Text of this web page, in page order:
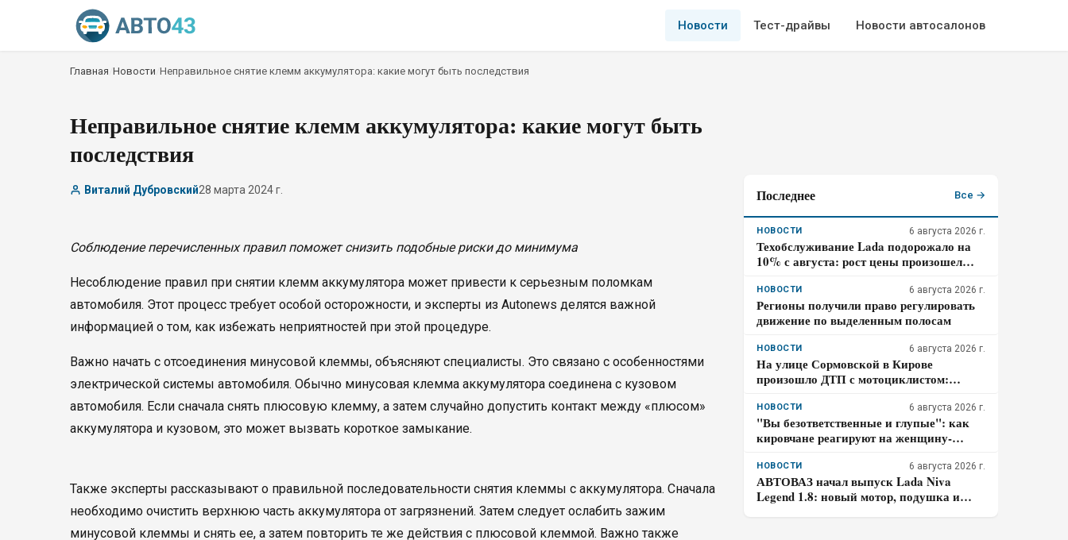
Новости Тест-драйвы Новости автосалонов
Главная Новости Неправильное снятие клемм аккумулятора: какие могут быть последствия
Неправильное снятие клемм аккумулятора: какие могут быть
последствия
Виталий Дубровский28 марта 2024 г.
Соблюдение перечисленных правил поможет снизить подобные риски до минимума
Несоблюдение правил при снятии клемм аккумулятора может привести к серьезным поломкам
автомобиля. Этот процесс требует особой осторожности, и эксперты из Autonews делятся важной
информацией о том, как избежать неприятностей при этой процедуре.
Важно начать с отсоединения минусовой клеммы, объясняют специалисты. Это связано с особенностями
электрической системы автомобиля. Обычно минусовая клемма аккумулятора соединена с кузовом
автомобиля. Если сначала снять плюсовую клемму, а затем случайно допустить контакт между «плюсом»
аккумулятора и кузовом, это может вызвать короткое замыкание.
Также эксперты рассказывают о правильной последовательности снятия клеммы с аккумулятора. Сначала
необходимо очистить верхнюю часть аккумулятора от загрязнений. Затем следует ослабить зажим
минусовой клеммы и снять ее, а затем повторить те же действия с плюсовой клеммой. Важно также
Последнее Все →
НОВОСТИ 6 августа 2026 г.
Техобслуживание Lada подорожало на
10% с августа: рост цены произошел
НОВОСТИ 6 августа 2026 г.
Регионы получили право регулировать
движение по выделенным полосам
НОВОСТИ 6 августа 2026 г.
На улице Сормовской в Кирове
произошло ДТП с мотоциклистом:
НОВОСТИ 6 августа 2026 г.
"Вы безответственные и глупые": как
кировчане реагируют на женщину-
НОВОСТИ 6 августа 2026 г.
АВТОВАЗ начал выпуск Lada Niva
Legend 1.8: новый мотор, подушка и